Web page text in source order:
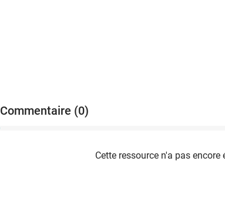
Commentaire (0)
Cette ressource n'a pas encore